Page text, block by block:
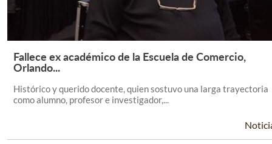
Leer Más +
Fallece ex académico de la Escuela de Comercio,
Orlando...
Histórico y querido docente, quien sostuvo una larga trayectoria
como alumno, profesor e investigador,...